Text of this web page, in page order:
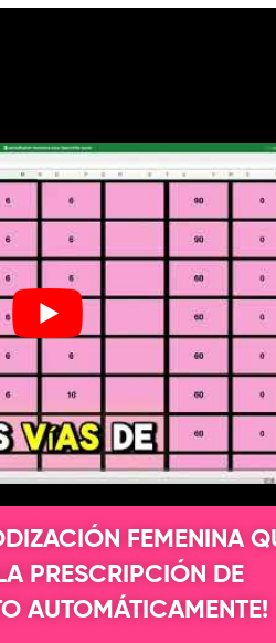
FEMENINA
PRESCRIPCIÓN DE
AUTOMÁTICAMENTE!